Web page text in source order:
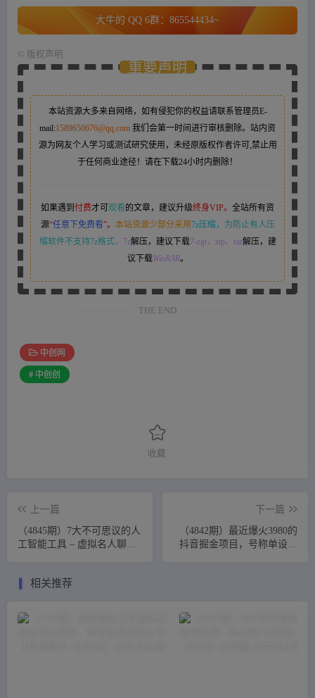
大牛的 QQ 6群：865544434~
版权声明
重要声明
本站资源大多来自网络，如有侵犯你的权益请联系管理员E-
mail:1589650676@qq.com 我们会第一时间进行审核删除。站内资
源为网友个人学习或测试研究使用，未经原版权作者许可,禁止用
于任何商业途径！请在下载24小时内删除！
如果遇到 付费才可 观看 的文章，建议升级终身VIP。 全站所有资
源“任意下免费看”。 本站资源少部分采用7z压缩，
为防止有人压
缩软件不支持7z格式，7z解压，建议下载7-zip，zip、rar解压，建
议下载WinRAR。
THE END
中创网
# 中创创
收藏
上一篇
（4845期）7大不可思议的人
工智能工具 – 虚拟名人聊
下一篇
（4842期）最近爆火3980的
抖音掘金项目，号称单设备
相关推荐